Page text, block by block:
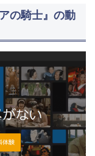
の騎士』の動